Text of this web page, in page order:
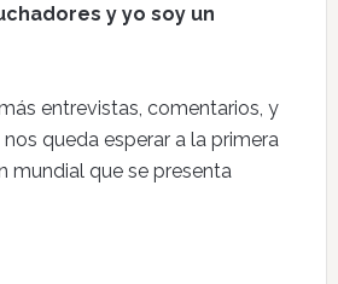
y yo soy un
entrevistas, comentarios, y
nos queda esperar a la primera
mundial que se presenta